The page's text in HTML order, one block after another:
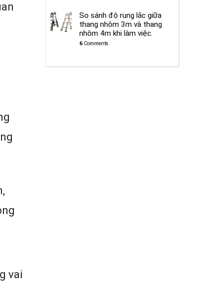
vai
So sánh độ rung lắc giữa
thang nhôm 3m và thang
nhôm 4m khi làm việc.
6Comments